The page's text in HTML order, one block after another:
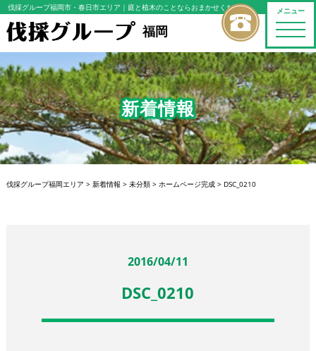
メニュー
toggle
伐採グループ福岡市・春日市エリア ｜庭と植木のことならおまかせください
福岡
新着情報
伐採グループ福岡エリア > 新着情報 > 未分類> ホームページ完成> DSC_0210
2016/04/11
DSC_0210